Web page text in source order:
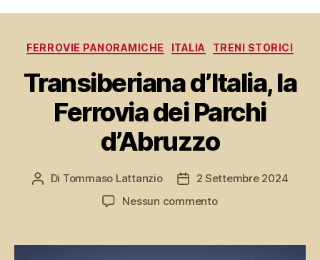
Categorie
FERROVIE PANORAMICHE ITALIA TRENI STORICI
Transiberiana d’Italia, la
Ferrovia dei Parchi
d’Abruzzo
Autore
Di Tommaso Lattanzio
Data
dell'articolo
2 Settembre 2024
Nessun commentosu
la